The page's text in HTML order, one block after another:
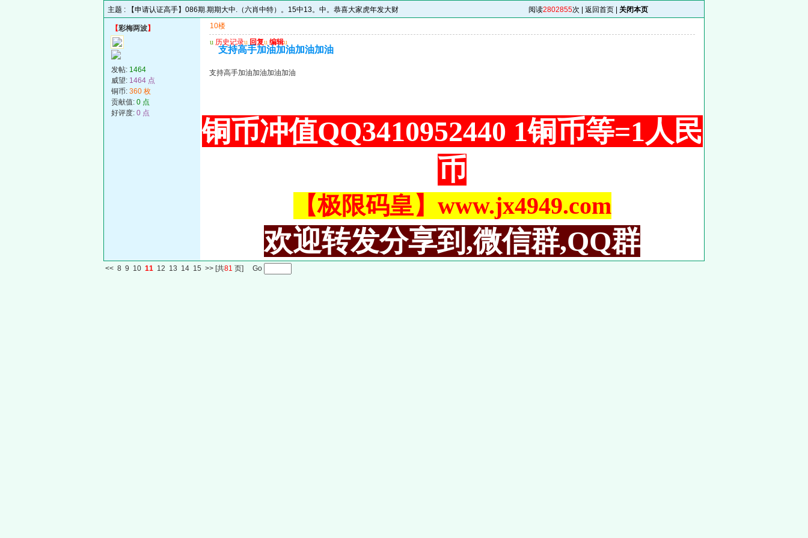
主题 : 【申请认证高手】086期.期期大中.（六肖中特）。15中13。中。恭喜大家虎年发大财 阅读2802855次 | 返回首页 关闭本页
【彩梅两波】
发帖: 1464
威望: 1464 点
铜币: 360 枚
贡献值: 0 点
好评度: 0 点
10楼
u 历史记录u 回复u 编辑u
支持高手加油加油加油加油
支持高手加油加油加油加油
铜币冲值QQ3410952440 1铜币等=1人民
币
【极限码皇】www.jx4949.com
欢迎转发分享到,微信群,QQ群
<< 8 9 10 11 12 13 14 15 >> [共81 页] Go